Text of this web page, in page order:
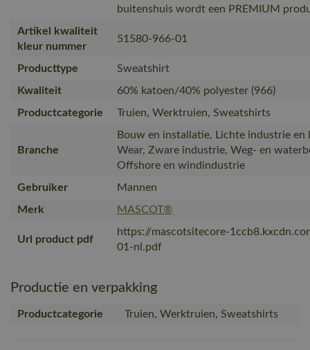
buitenshuis wordt een PREMIUM
Artikel kwaliteit
kleur nummer
51580-966-01
Producttype
Sweatshirt
Kwaliteit
60% katoen/40% polyester (966)
Productcategorie
Truien, Werktruien, Sweatshirts
Branche
Bouw en installatie, Lichte industrie en
Wear, Zware industrie, Weg- en
Offshore en windindustrie
Gebruiker
Mannen
Merk
MASCOT®
Url product pdf
https://mascotsitecore-
01-nl.pdf
Productie en verpakking
Productcategorie Truien, Werktruien, Sweatshirts